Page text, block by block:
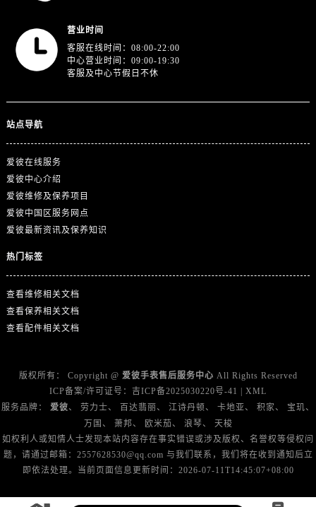
广东省清远市清城区湖西路爱彼售后服务中心（需提前预约）
广东省阳江市江城区东风一路爱彼售后服务中心（需提前预约）
广东省湛江市赤坎区观海北路爱彼售后服务中心（需提前预约）
广东省肇庆市端州区信安大道与砚都大道交汇处爱彼售后服务中心（需提前预约）
广西壮族自治区百色市右江区中山二路爱彼售后服务中心（需提前预约）
广西壮族自治区北海市海城区北京路爱彼售后服务中心（需提前预约）
营业时间
客服在线时间：08:00-22:00
中心营业时间：09:00-19:30
客服及中心节假日不休
站点导航
爱彼在线服务
爱彼中心介绍
爱彼维修及保养项目
爱彼中国区服务网点
爱彼最新资讯及保养知识
热门标签
查看维修相关文档
查看保养相关文档
查看配件相关文档
版权所有： Copyright @ 爱彼手表售后服务中心 All Rights Reserved
ICP备案/许可证号： 吉ICP备2025030220号-41
XML
服务品牌： 爱彼、 劳力士、 百达翡丽 、 江诗丹顿 、 卡地亚、 积家、 宝玑、
万国 、 萧邦、 欧米茄 、 浪琴、 天梭
如权利人或知情人士发现本站内容存在事实错误或涉及版权、名誉权等侵权问
题，请通过邮箱：2557628530@qq.com 与我们联系，我们将在收到通知后立
即依法处理。当前页面信息更新时间：2026-07-11T14:45:07+08:00